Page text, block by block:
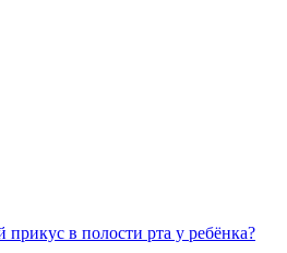
в полости рта у ребёнка?